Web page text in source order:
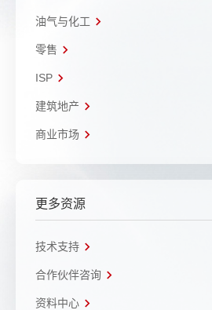
油气与化工
零售
ISP
建筑地产
商业市场
更多资源
技术支持
合作伙伴咨询
资料中心